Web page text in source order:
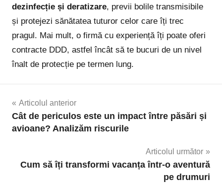
dezinfecție și deratizare, previi bolile transmisibile
și protejezi sănătatea tuturor celor care îți trec
pragul. Mai mult, o firmă cu experiență îți poate oferi
contracte DDD, astfel încât să te bucuri de un nivel
înalt de protecție pe termen lung.
Navigare
în
Articolul anterior
Cât de periculos este un impact între păsări și
avioane? Analizăm riscurile
Articolul următor
Cum să îți transformi vacanța într-o aventură
pe drumuri